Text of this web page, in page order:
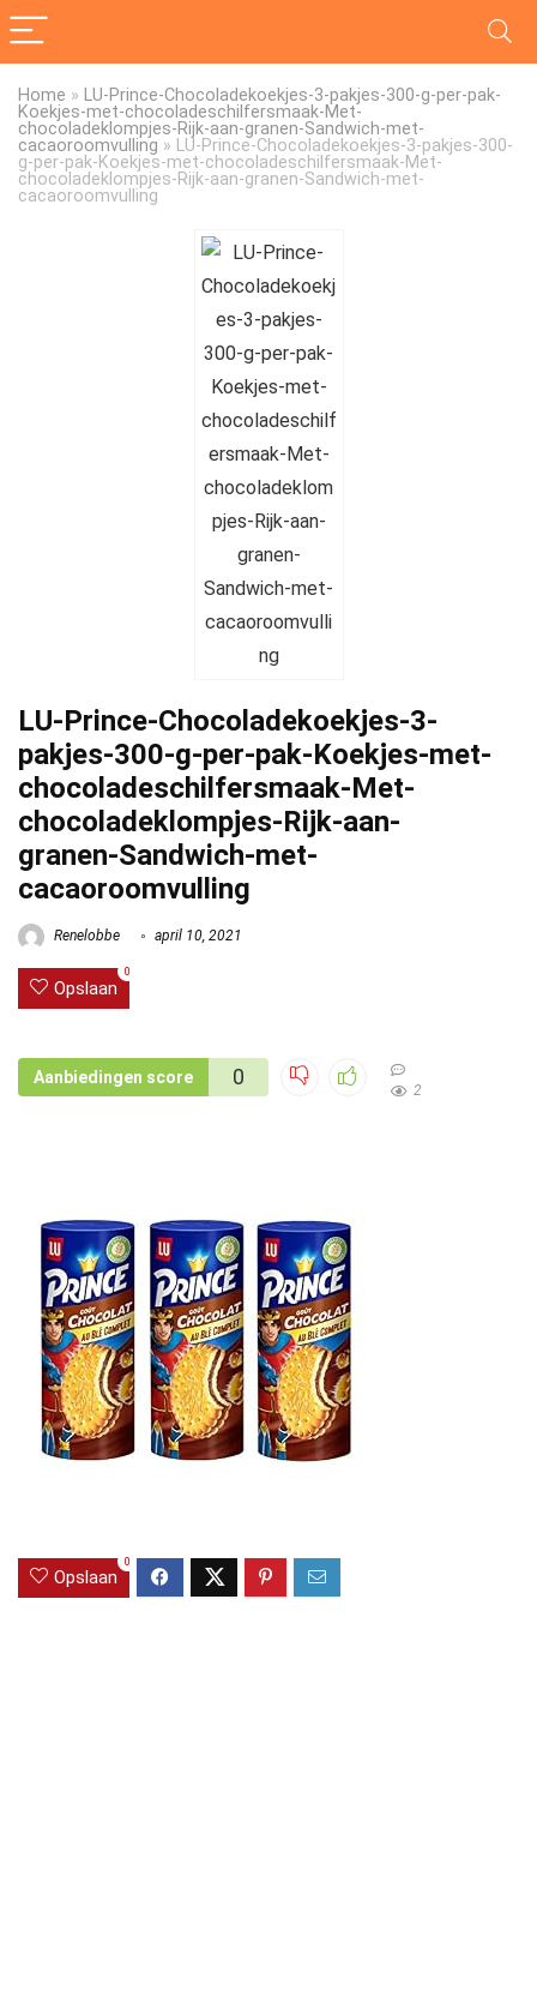
Home » LU-Prince-Chocoladekoekjes-3-pakjes-300-g-per-pak-
Koekjes-met-chocoladeschilfersmaak-Met-
chocoladeklompjes-Rijk-aan-granen-Sandwich-met-
cacaoroomvulling » LU-Prince-Chocoladekoekjes-3-pakjes-300-
g-per-pak-Koekjes-met-chocoladeschilfersmaak-Met-
chocoladeklompjes-Rijk-aan-granen-Sandwich-met-
cacaoroomvulling
LU-Prince-Chocoladekoekjes-3-
pakjes-300-g-per-pak-Koekjes-met-
chocoladeschilfersmaak-Met-
chocoladeklompjes-Rijk-aan-
granen-Sandwich-met-
cacaoroomvulling
Renelobbe april 10, 2021
Opslaan
0
Aanbiedingen score 0
2
Opslaan
0